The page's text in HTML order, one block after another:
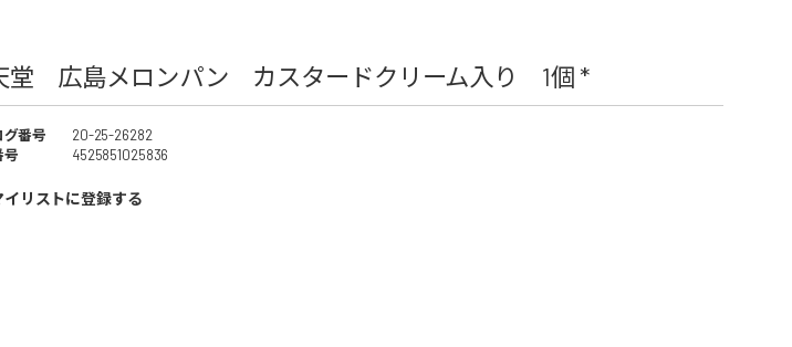
堂 広島メロンパン カスタードクリーム入り 1個 *
グ番号
20-25-26282
号
4525851025836
イリストに登録する